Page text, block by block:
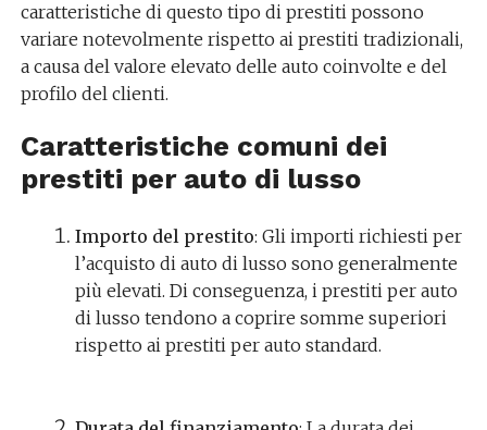
caratteristiche di questo tipo di prestiti possono
variare notevolmente rispetto ai prestiti tradizionali,
a causa del valore elevato delle auto coinvolte e del
profilo del clienti.
Caratteristiche comuni dei
prestiti per auto di lusso
Importo del prestito: Gli importi richiesti per
l’acquisto di auto di lusso sono generalmente
più elevati. Di conseguenza, i prestiti per auto
di lusso tendono a coprire somme superiori
rispetto ai prestiti per auto standard.